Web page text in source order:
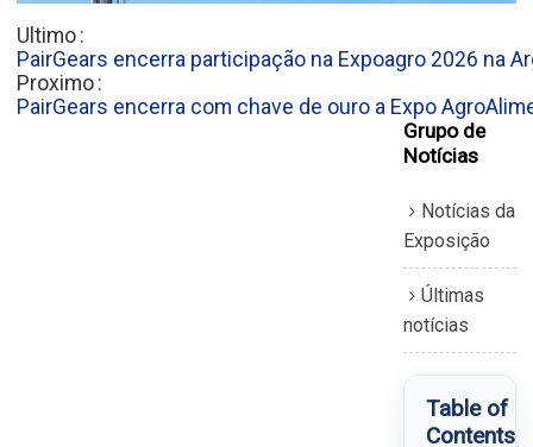
Ultimo
PairGears encerra participação na Expoagro 2026 na
Proximo
PairGears encerra com chave de ouro a Expo
Grupo de
Notícias
Notícias da
Exposição
Últimas
notícias
Table of
Contents